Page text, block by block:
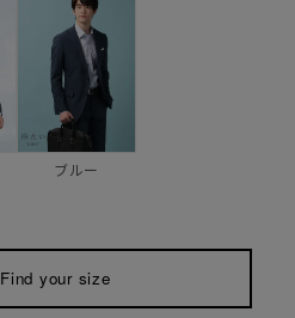
ブルー
Find your size